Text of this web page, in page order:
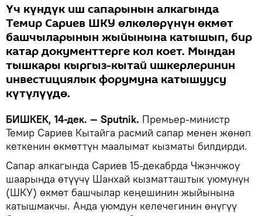
Үч күндүк иш сапарынын алкагында
Темир Сариев ШКУ өлкөлөрүнүн өкмөт
башчыларынын жыйынына катышып, бир
катар документтерге кол коет. Мындан
тышкары кыргыз-кытай ишкерлеринин
инвестициялык форумуна катышуусу
күтүлүүдө.
БИШКЕК, 14-дек. — Sputnik. Премьер-министр
Темир Сариев Кытайга расмий сапар менен жөнөп
кеткенин өкмөттүн маалымат кызматы билдирди.
Сапар алкагында Сариев 15-декабрда Чжэнчжоу
шаарында өтүүчү Шанхай кызматташтык уюмунун
(ШКУ) өкмөт башчылар кеңешинин жыйынына
катышмакчы. Анда уюмдун келечегинин өнүгүү